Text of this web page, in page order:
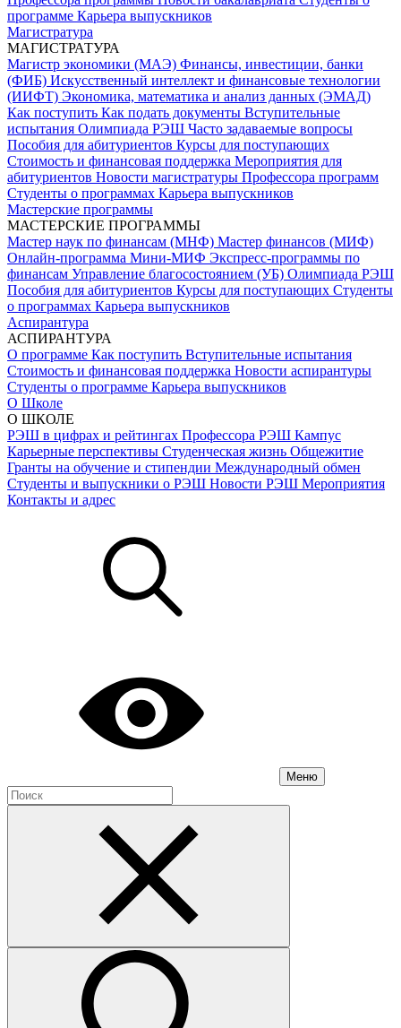
программе Карьера выпускников
Магистратура
МАГИСТРАТУРА
Магистр экономики (МАЭ) Финансы, инвестиции, банки
(ФИБ) Искусственный интеллект и финансовые технологии
(ИИФТ) Экономика, математика и анализ данных (ЭМАД)
Как поступить Как подать документы Вступительные
испытания Олимпиада РЭШ Часто задаваемые вопросы
Пособия для абитуриентов Курсы для поступающих
Стоимость и финансовая поддержка Мероприятия для
абитуриентов Новости магистратуры Профессора программ
Студенты о программах Карьера выпускников
Мастерские программы
МАСТЕРСКИЕ ПРОГРАММЫ
Мастер наук по финансам (МНФ) Мастер финансов (МИФ)
Онлайн-программа Мини-МИФ Экспресс-программы по
финансам Управление благосостоянием (УБ) Олимпиада РЭШ
Пособия для абитуриентов Курсы для поступающих Студенты
о программах Карьера выпускников
Аспирантура
АСПИРАНТУРА
О программе Как поступить Вступительные испытания
Стоимость и финансовая поддержка Новости аспирантуры
Студенты о программе Карьера выпускников
О Школе
О ШКОЛЕ
РЭШ в цифрах и рейтингах Профессора РЭШ Кампус
Карьерные перспективы Студенческая жизнь Общежитие
Гранты на обучение и стипендии Международный обмен
Студенты и выпускники о РЭШ Новости РЭШ Мероприятия
Контакты и адрес
Меню